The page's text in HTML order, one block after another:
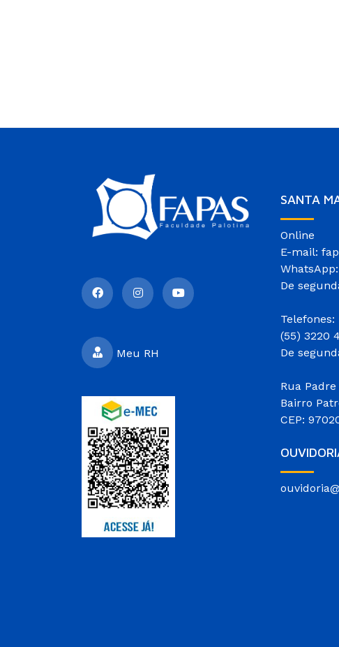
Meu RH
SANTA
Online
E-mail:
WhatsApp:
De
Telefones:
(55) 3220
De
Rua Padre
Bairro
CEP: